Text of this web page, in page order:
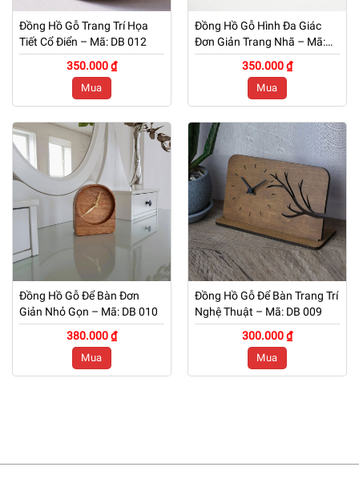
Đồng Hồ Gỗ Trang Trí Họa
Tiết Cổ Điển – Mã: DB 012
350.000 ₫
Mua
Đồng Hồ Gỗ Hình Đa Giác
Đơn Giản Trang Nhã – Mã:
DB 011
350.000 ₫
Mua
Đồng Hồ Gỗ Để Bàn Đơn
Giản Nhỏ Gọn – Mã: DB 010
380.000 ₫
Mua
Đồng Hồ Gỗ Để Bàn Trang Trí
Nghệ Thuật – Mã: DB 009
300.000 ₫
Mua